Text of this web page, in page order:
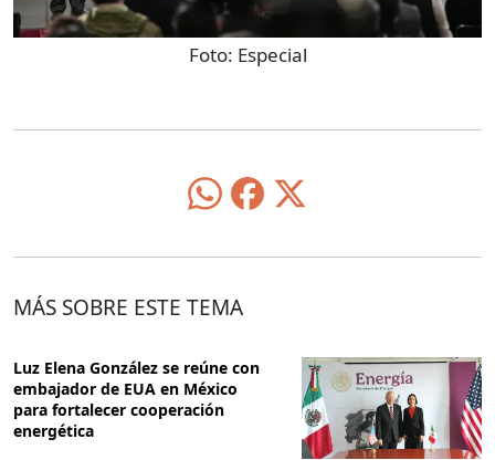
Foto: Especial
MÁS SOBRE ESTE TEMA
Luz Elena González se reúne con
embajador de EUA en México
para fortalecer cooperación
energética